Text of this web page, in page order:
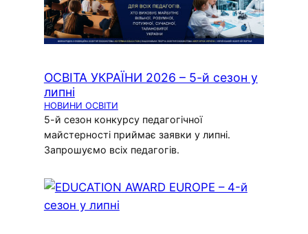
ОСВІТА УКРАЇНИ 2026 – 5-й сезон у
липні
НОВИНИ ОСВІТИ
5-й сезон конкурсу педагогічної
майстерності приймає заявки у липні.
Запрошуємо всіх педагогів.